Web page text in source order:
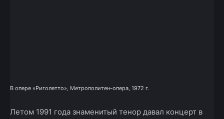
В опере «Риголетто», Метрополитен-опера, 1972 г.
Летом 1991 года знаменитый тенор давал концерт в